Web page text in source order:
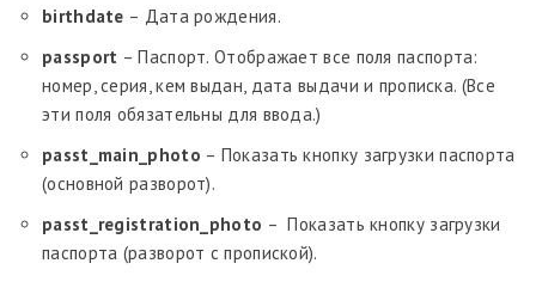
birthdate – Дата рождения.
passport – Паспорт. Отображает все поля паспорта:
номер, серия, кем выдан, дата выдачи и прописка. (Все
эти поля обязательны для ввода.)
passt_main_photo – Показать кнопку загрузки паспорта
(основной разворот).
passt_registration_photo – Показать кнопку загрузки
паспорта (разворот с пропиской).